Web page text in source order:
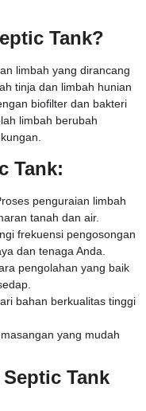
Tank?
limbah yang dirancang
tinja dan limbah hunian
biofilter dan bakteri
limbah berubah
Tank:
penguraian limbah
tanah dan air.
frekuensi pengosongan
dan tenaga Anda.
pengolahan yang baik
bahan berkualitas tinggi
yang mudah
Tank